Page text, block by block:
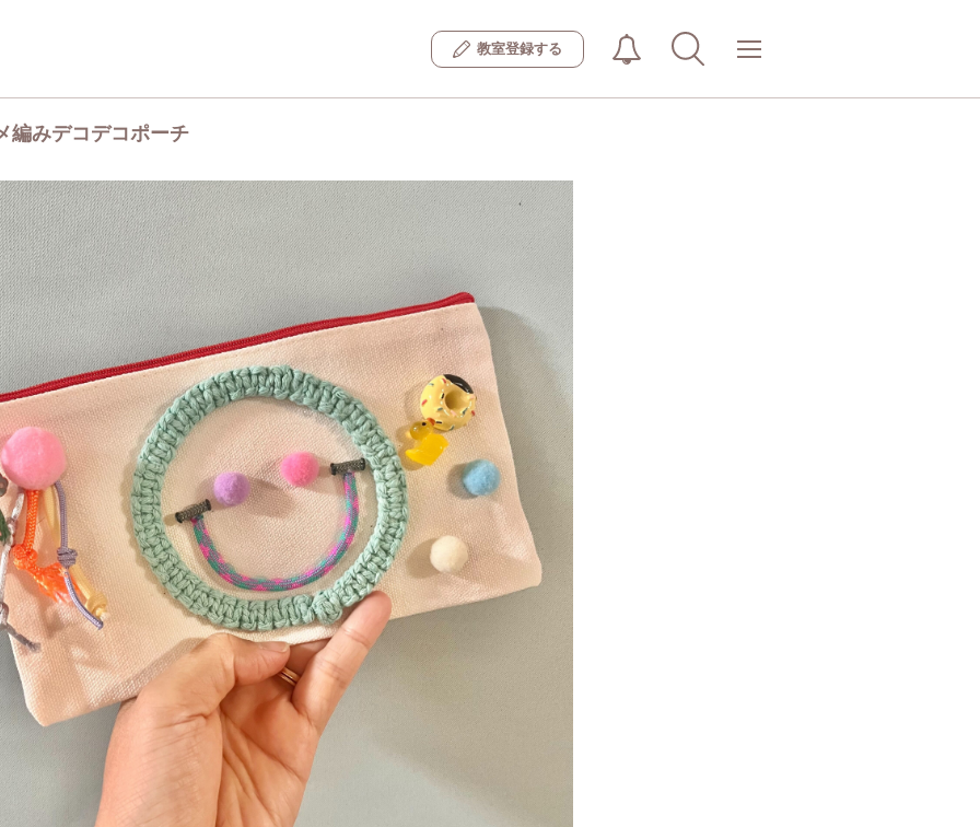
教室登録する
編みデコデコポーチ